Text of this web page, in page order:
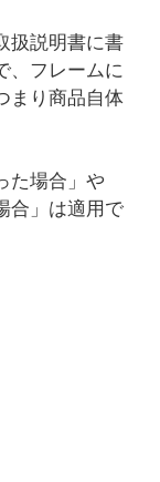
扱説明書に書
、フレームに
まり商品自体
た場合」や
合」は適用で